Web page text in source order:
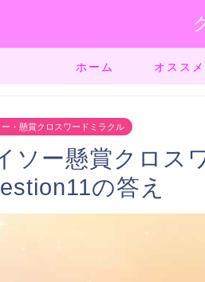
ホーム オスス
ー・懸賞クロスワードミラクル
ソー懸賞クロス
の答え